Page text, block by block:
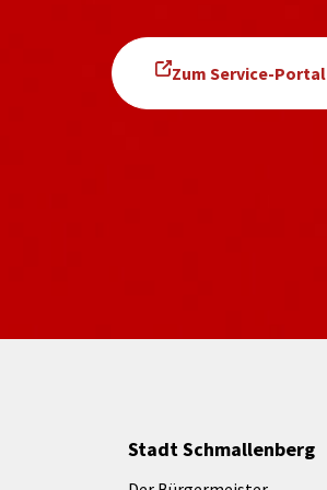
Zum Service-Portal
Stadt Schmallenberg